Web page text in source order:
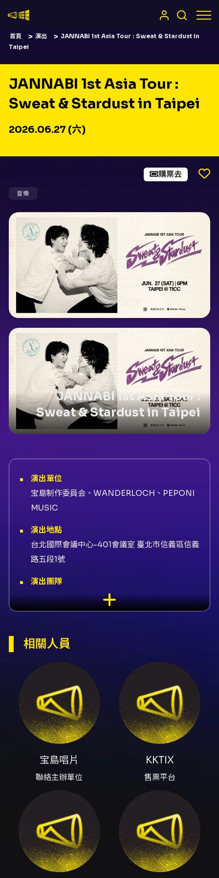
首頁 演出
JANNABI 1st Asia Tour : Sweat & Stardust in
Taipei
JANNABI 1st Asia Tour :
Sweat & Stardust in Taipei
2026.06.27 (六)
音樂
購票去
JANNABI 1st Asia Tour :
Sweat & Stardust in Taipei
演出單位
宝島制作委員会、WANDERLOCH、PEPONI
MUSIC
演出地點
台北國際會議中心-401會議室 臺北市信義區信義
路五段1號
演出團隊
聯絡主辦單位宝島唱片、售票平台KKTIX、演出
JANNABI、宣傳統籌仙丹案內
JANNABI 首次亞洲巡演《Sweat &
國際會議中心）舉行。JANNABI 以 Chamber
Pop 為基底，作品常以懷舊與成長為主題，本次
巡演以「Sweat & Stardust」為名，帶出樂團
想像中的場景與舞台世界觀。 場次與時間： - 演
出日期：2026/06/27（週六） - 進場：
17:00；開演：18:00 - 地點：TICC 台北國際會
議中心（台北市信義區信義路五段1號） 票價與
VIP 福利： - 票價：VIP NT$3,800 / A區
NT$3,200 / B區 NT$2,800 / C區 NT$1,800 /
愛心席 NT$1,900 - VIP 限定福利：購買 VIP 區
NT$3,800 票券者可享 NT$1 加購 VIP 福利（包
後公布。 購票與抽選登記： - 抽選登記時間：
2026/05/19 18:00 至 2026/05/27 12:00 - 抽
選結果公布：自 2026/05/29 12:00 起陸續以
E-MAIL 通知中選者 - 確認付款期限：確認中選
後至 2026/05/31 12:00 截止付款（以主辦公告
為準） - 售票平台：KKTIX（本活動購票僅接受
相關人員
宝島唱片
聯絡主辦單位
KKTIX
售票平台